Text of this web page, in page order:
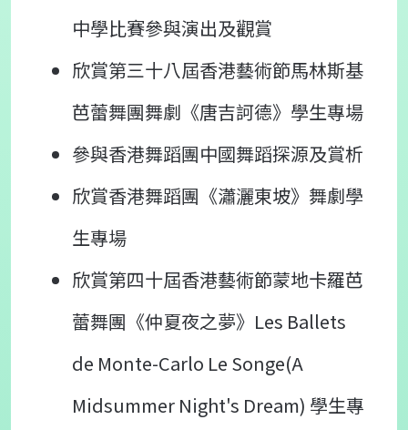
中學比賽參與演出及觀賞
欣賞第三十八屆香港藝術節馬林斯基
芭蕾舞團舞劇《唐吉訶德》學生專場
參與香港舞蹈團中國舞蹈探源及賞析
欣賞香港舞蹈團《瀟灑東坡》舞劇學
生專場
欣賞第四十屆香港藝術節蒙地卡羅芭
蕾舞團《仲夏夜之夢》Les Ballets
de Monte-Carlo Le Songe(A
Midsummer Night's Dream) 學生專